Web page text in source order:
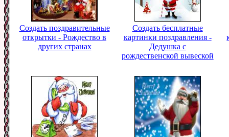
Создать поздравительные
открытки - Рождество в
других странах
Создать бесплатные
картинки поздравления -
Дедушка с
рождественской вывеской